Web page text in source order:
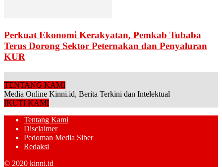
Perkuat Ekonomi Kerakyatan, Pemkab Tubaba
Terus Dorong Sektor Peternakan dan Penyaluran
KUR
TENTANG KAMI
Media Online Kinni.id, Berita Terkini dan Intelektual
IKUTI KAMI
Tentang Kami
Disclaimer
Pedoman Media Siber
Redaksi
© 2020 kinni.id